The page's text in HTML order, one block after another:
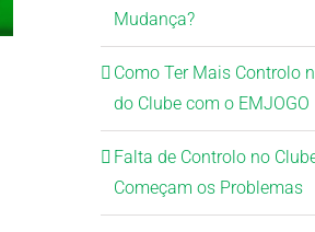
Mudança?
Como Ter Mais Controlo
do Clube com o EMJOGO
Falta de Controlo no
Começam os Problemas